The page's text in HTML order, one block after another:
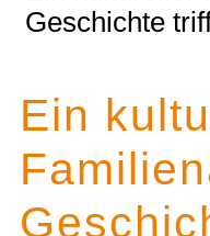
Geschichte
Ein